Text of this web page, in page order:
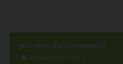
Harakan koulutuskenttä
Harakantie, Imatra